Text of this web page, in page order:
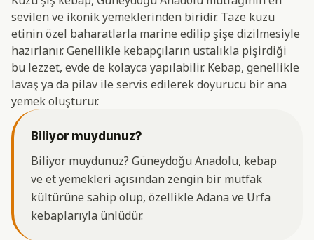
sevilen ve ikonik yemeklerinden biridir. Taze kuzu
etinin özel baharatlarla marine edilip şişe dizilmesiyle
hazırlanır. Genellikle kebapçıların ustalıkla pişirdiği
bu lezzet, evde de kolayca yapılabilir. Kebap, genellikle
lavaş ya da pilav ile servis edilerek doyurucu bir ana
yemek oluşturur.
Biliyor muydunuz?
Biliyor muydunuz? Güneydoğu Anadolu, kebap
ve et yemekleri açısından zengin bir mutfak
kültürüne sahip olup, özellikle Adana ve Urfa
kebaplarıyla ünlüdür.